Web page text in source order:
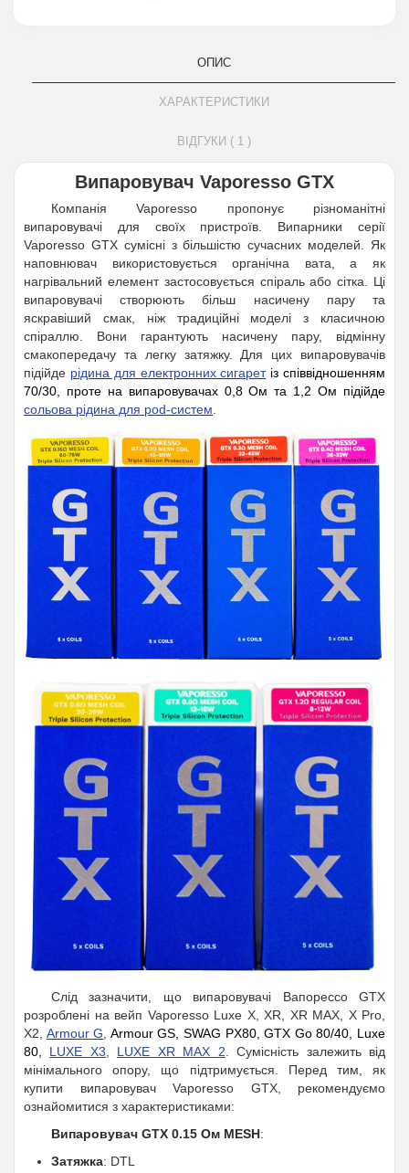
ОПИС
ХАРАКТЕРИСТИКИ
ВІДГУКИ ( 1 )
Випаровувач Vaporesso GTX
Компанія Vaporesso пропонує різноманітні
випаровувачі для своїх пристроїв. Випарники серії
Vaporesso GTX сумісні з більшістю сучасних моделей. Як
наповнювач використовується органічна вата, а як
нагрівальний елемент застосовується спіраль або сітка. Ці
випаровувачі створюють більш насичену пару та
яскравіший смак, ніж традиційні моделі з класичною
спіраллю. Вони гарантують насичену пару, відмінну
смакопередачу та легку затяжку. Для цих випаровувачів
підійде рідина для електронних сигаретіз співвідношенням
70/30, проте на випаровувачах 0,8 Ом та 1,2 Ом підійде
сольова рідина для pod-систем
Слід зазначити, що випаровувачі Вапорессо GTX
розроблені на вейп Vaporesso Luxe X, XR, XR MAX, X Pro,
X2, Armour G Armour GS, SWAG PX80, GTX Go 80/40, Luxe
80,
LUXE X3 LUXE XR MAX 2 . Сумісність залежить від
мінімального опору, що підтримується. Перед тим, як
купити випаровувач Vaporesso GTX, рекомендуємо
ознайомитися з характеристиками:
Випаровувач GTX 0.15 Ом MESH:
Затяжка: DTL